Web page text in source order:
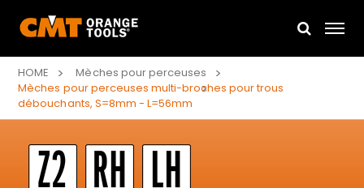
HOME
Mèches pour perceuses
Mèches pour perceuses multi-broches pour trous
débouchants, S=8mm - L=56mm